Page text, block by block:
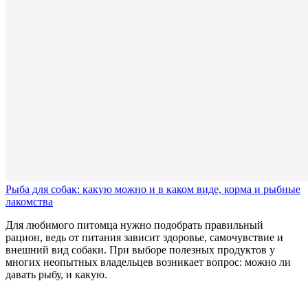
Рыба для собак: какую можно и в каком виде, корма и рыбные
лакомства
Для любимого питомца нужно подобрать правильный
рацион, ведь от питания зависит здоровье, самочувствие и
внешний вид собаки. При выборе полезных продуктов у
многих неопытных владельцев возникает вопрос: можно ли
давать рыбу, и какую.